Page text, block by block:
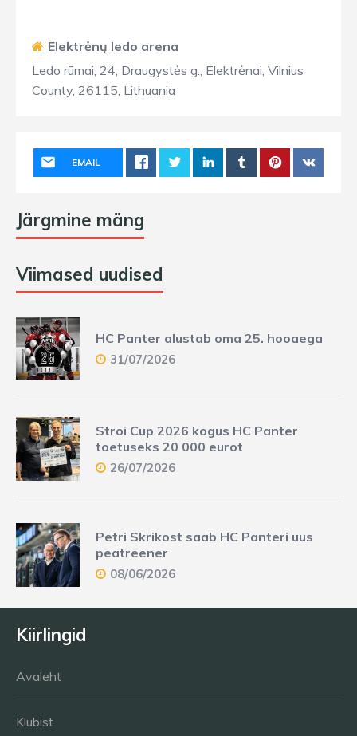
Elektrėnų ledo arena
Ledo rūmai, 24, Draugystės g., Elektrėnai, Vilnius
County, 26115, Lithuania
EMAIL
Järgmine mäng
Viimased uudised
HC Panter alustab oma 25. hooaega
31/07/2026
Stroi Cup 2026 kogus HC Panter
toetuseks 20 000 eurot
26/07/2026
Petri Skrikost saab HC Panteri uus
peatreener
08/06/2026
Kiirlingid
Avaleht
Klubist